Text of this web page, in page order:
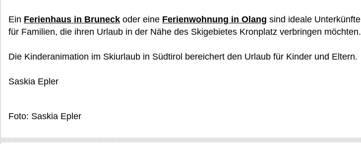
Ein Ferienhaus in Bruneck oder eine Ferienwohnung in Olang sind ideale Unterkünfte
für Familien, die ihren Urlaub in der Nähe des Skigebietes Kronplatz verbringen möchten.
Die Kinderanimation im Skiurlaub in Südtirol bereichert den Urlaub für Kinder und Eltern.
Saskia Epler
Foto: Saskia Epler